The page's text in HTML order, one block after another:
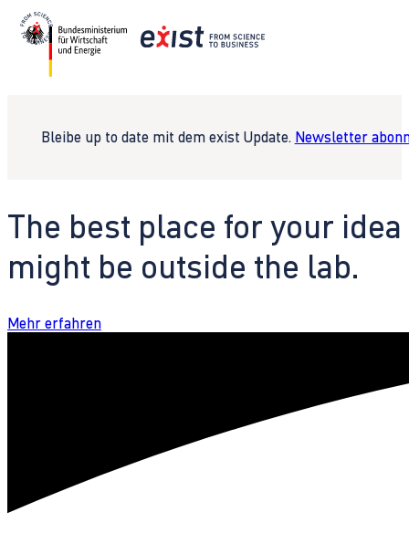
Bleibe up to date mit dem exist Update. Newsletter
The best place for your idea
might be outside the lab.
Mehr erfahren